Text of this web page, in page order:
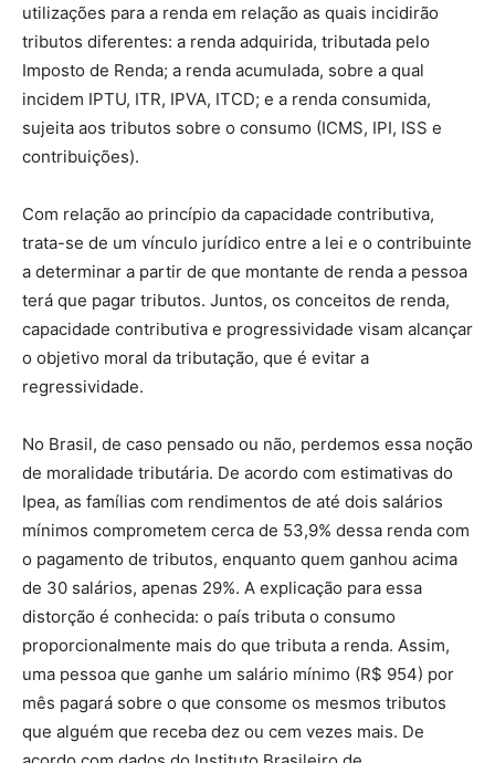
utilizações para a renda em relação as quais incidirão
tributos diferentes: a renda adquirida, tributada pelo
Imposto de Renda; a renda acumulada, sobre a qual
incidem IPTU, ITR, IPVA, ITCD; e a renda consumida,
sujeita aos tributos sobre o consumo (ICMS, IPI, ISS e
contribuições).
Com relação ao princípio da capacidade contributiva,
trata-se de um vínculo jurídico entre a lei e o contribuinte
a determinar a partir de que montante de renda a pessoa
terá que pagar tributos. Juntos, os conceitos de renda,
capacidade contributiva e progressividade visam alcançar
o objetivo moral da tributação, que é evitar a
regressividade.
No Brasil, de caso pensado ou não, perdemos essa noção
de moralidade tributária. De acordo com estimativas do
Ipea, as famílias com rendimentos de até dois salários
mínimos comprometem cerca de 53,9% dessa renda com
o pagamento de tributos, enquanto quem ganhou acima
de 30 salários, apenas 29%. A explicação para essa
distorção é conhecida: o país tributa o consumo
proporcionalmente mais do que tributa a renda. Assim,
uma pessoa que ganhe um salário mínimo (R$ 954) por
mês pagará sobre o que consome os mesmos tributos
que alguém que receba dez ou cem vezes mais. De